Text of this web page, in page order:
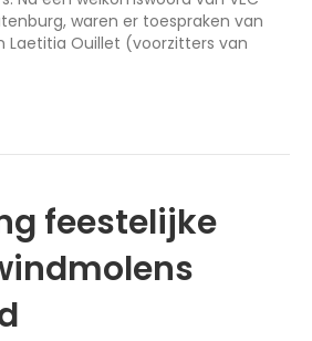
waren er toespraken van
Laetitia Ouillet (voorzitters van
feestelijke